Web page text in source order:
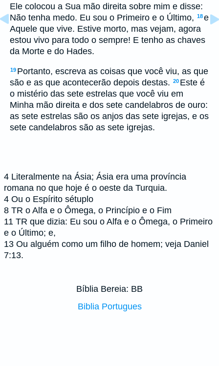
Ele colocou a Sua mão direita sobre mim e disse:
Não tenha medo. Eu sou o Primeiro e o Último, 18e
Aquele que vive. Estive morto, mas vejam, agora
estou vivo para todo o sempre! E tenho as chaves
da Morte e do Hades.
19 Portanto, escreva as coisas que você viu, as que
são e as que acontecerão depois destas. 20 Este é
o mistério das sete estrelas que você viu em
Minha mão direita e dos sete candelabros de ouro:
as sete estrelas são os anjos das sete igrejas, e os
sete candelabros são as sete igrejas.
4 Literalmente na Ásia; Ásia era uma província
romana no que hoje é o oeste da Turquia.
4 Ou o Espírito sétuplo
8 TR o Alfa e o Ômega, o Princípio e o Fim
11 TR que dizia: Eu sou o Alfa e o Ômega, o Primeiro
e o Último; e,
13 Ou alguém como um filho de homem; veja Daniel
7:13.
Bíblia Bereia: BB
Biblia Portugues